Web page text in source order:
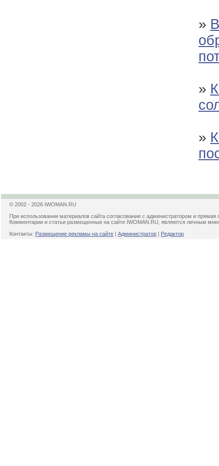
»
»
»
© 2002 - 2026 IWOMAN.RU
При использовании материалов сайта согласование с администратором и прямая
Комментарии и статьи размещенные на сайте IWOMAN.RU, являются личным
Контакты: Размещение рекламы на сайте | Администратор | Редактор